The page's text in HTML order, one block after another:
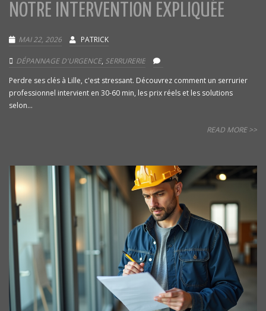
NOTRE INTERVENTION EXPLIQUÉE
MAI 22, 2026 PATRICK
DÉPANNAGE D'URGENCE, SERRURERIE
Perdre ses clés à Lille, c'est stressant. Découvrez comment un serrurier
professionnel intervient en 30-60 min, les prix réels et les solutions
selon...
READ MORE >>